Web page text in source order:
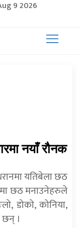
9 2026
नयाँ रौनक
यतिबेला छठ
छठ मनाउनेहरुले
डोको, कोनिया,
छन् ।